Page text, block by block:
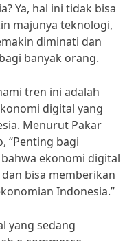
Ya, hal ini tidak bisa
majunya teknologi,
diminati dan
banyak orang.
tren ini adalah
digital yang
Menurut Pakar
“Penting bagi
ekonomi digital
bisa memberikan
Indonesia.”
yang sedang